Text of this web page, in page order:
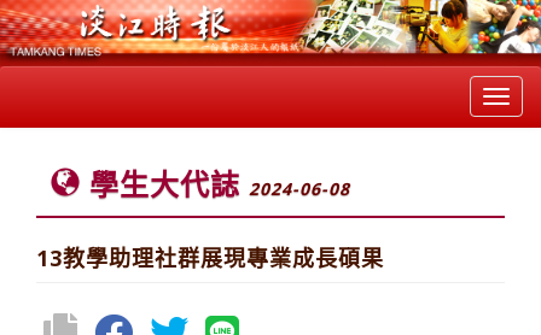
學生大代誌 2024-06-08
13教學助理社群展現專業成長碩果